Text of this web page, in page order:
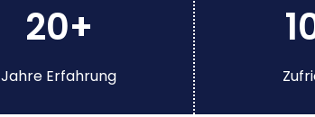
20+
Jahre Erfahrung